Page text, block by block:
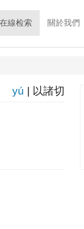
在線检索 關於我們
yú | 以諸切